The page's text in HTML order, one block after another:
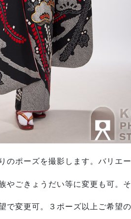
ポーズを撮影します。 バリエ
やごきょうだい等に変更も可。
で変更可。 ３ポーズ以上ご希望